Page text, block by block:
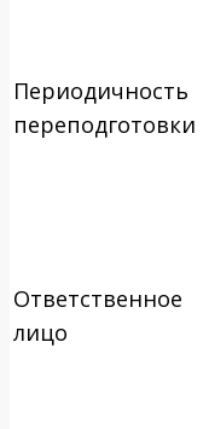
Периодичность
переподготовки
Ответственное
лицо